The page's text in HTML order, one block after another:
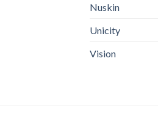
Nuskin
Unicity
Vision